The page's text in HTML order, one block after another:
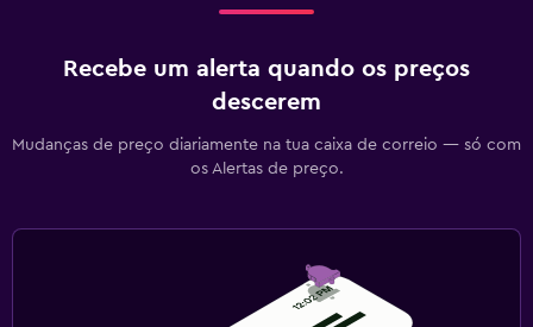
Recebe um alerta quando os preços
descerem
Mudanças de preço diariamente na tua caixa de correio — só com
os Alertas de preço.